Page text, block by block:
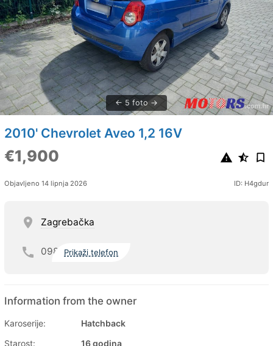
5 foto
2010' Chevrolet Aveo 1,2 16V
€1,900
Objavljeno 14 lipnja 2026 ID: H4gdur
Zagrebačka
098 Prikaži telefon
Information from the owner
Karoserije:
Hatchback
Starost:
16 godina